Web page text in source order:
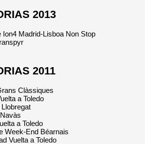
2013
Ion4 Madrid-Lisboa Non Stop
2011
Clàssiques
a Toledo
a Toledo
Week-End Béarnais
Vuelta a Toledo